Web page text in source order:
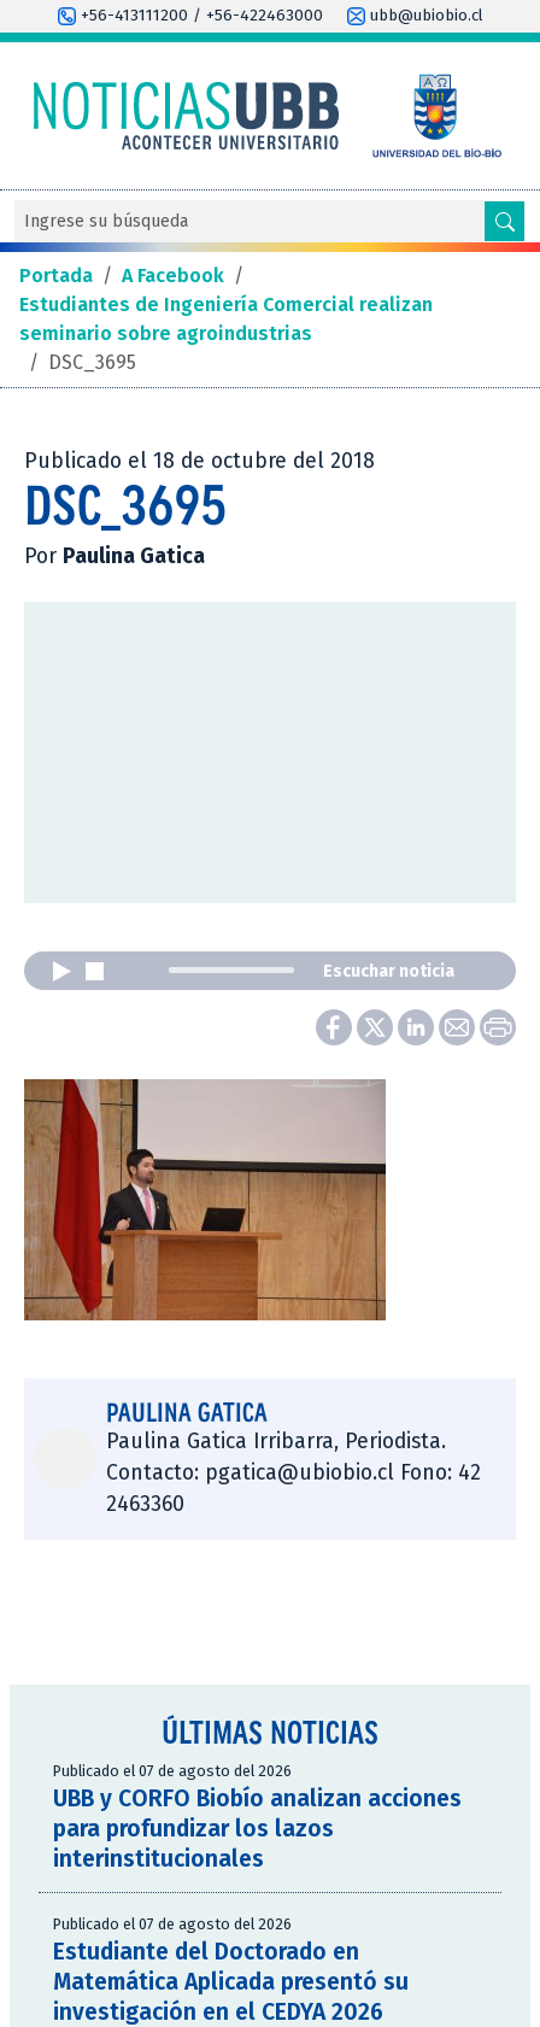
+56-413111200 / +56-422463000 ubb@ubiobio.cl
Portada / A Facebook /
Estudiantes de Ingeniería Comercial realizan
seminario sobre agroindustrias
/ DSC_3695
Publicado el 18 de octubre del 2018
DSC_3695
Por Paulina Gatica
Escuchar noticia
PAULINA GATICA
Paulina Gatica Irribarra, Periodista.
Contacto: pgatica@ubiobio.cl Fono: 42
2463360
ÚLTIMAS NOTICIAS
Publicado el 07 de agosto del 2026
UBB y CORFO Biobío analizan acciones
para profundizar los lazos
interinstitucionales
Publicado el 07 de agosto del 2026
Estudiante del Doctorado en
Matemática Aplicada presentó su
investigación en el CEDYA 2026